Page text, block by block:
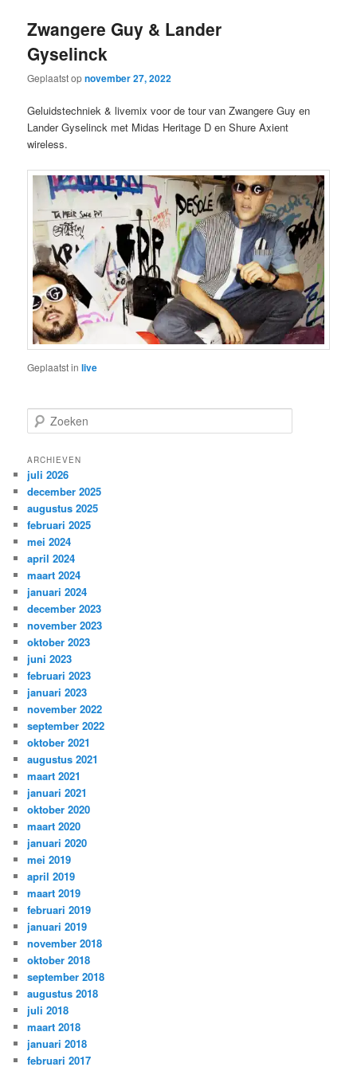
Zwangere Guy & Lander
Gyselinck
Geplaatst opnovember 27, 2022
Geluidstechniek & livemix voor de tour van Zwangere Guy en
Lander Gyselinck met Midas Heritage D en Shure Axient
wireless.
Geplaatst in live
o
k
e
n
ARCHIEVEN
juli 2026
december 2025
augustus 2025
februari 2025
mei 2024
april 2024
maart 2024
januari 2024
december 2023
november 2023
oktober 2023
juni 2023
februari 2023
januari 2023
november 2022
september 2022
oktober 2021
augustus 2021
maart 2021
januari 2021
oktober 2020
maart 2020
januari 2020
mei 2019
april 2019
maart 2019
februari 2019
januari 2019
november 2018
oktober 2018
september 2018
augustus 2018
juli 2018
maart 2018
januari 2018
februari 2017